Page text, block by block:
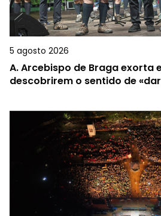
5 agosto 2026
A.Arcebispo de Braga exorta
descobrirem o sentido de